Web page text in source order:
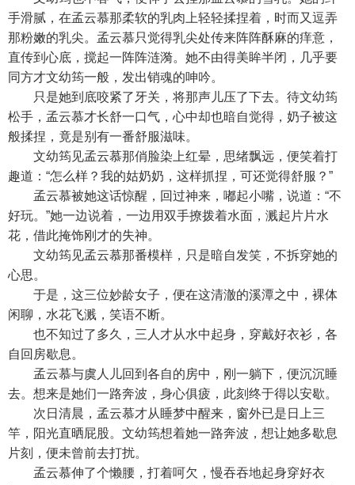
手滑腻，在孟云慕那柔软的乳肉上轻轻揉捏着，时而又逗弄
那粉嫩的乳尖。孟云慕只觉得乳尖处传来阵阵酥麻的痒意，
直传到心底，搅起一阵阵涟漪。她不由得美眸半闭，几乎要
同方才文幼筠一般，发出销魂的呻吟。
只是她到底咬紧了牙关，将那声儿压了下去。待文幼筠
松手，孟云慕才长舒一口气，心中却也暗自觉得，奶子被这
般揉捏，竟是别有一番舒服滋味。
文幼筠见孟云慕那俏脸染上红晕，思绪飘远，便笑着打
趣道：“怎么样？我的姑奶奶，这样抓捏，可还觉得舒服？”
孟云慕被她这话惊醒，回过神来，嘟起小嘴，说道：“不
好玩。”她一边说着，一边用双手撩拨着水面，溅起片片水
花，借此掩饰刚才的失神。
文幼筠见孟云慕那番模样，只是暗自发笑，不拆穿她的
心思。
于是，这三位妙龄女子，便在这清澈的溪潭之中，裸体
闲聊，水花飞溅，笑语不断。
也不知过了多久，三人才从水中起身，穿戴好衣衫，各
自回房歇息。
孟云慕与虞人儿回到各自的房中，刚一躺下，便沉沉睡
去。想来是她们一路奔波，身心俱疲，此刻终于得以安歇。
次日清晨，孟云慕才从睡梦中醒来，窗外已是日上三
竿，阳光直晒屁股。文幼筠想着她一路奔波，想让她多歇息
片刻，便未曾前去打扰。
孟云慕伸了个懒腰，打着呵欠，慢吞吞地起身穿好衣